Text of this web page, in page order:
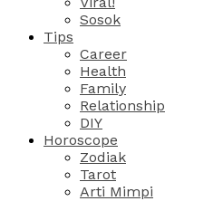
Sosok
Tips
Career
Health
Family
Relationship
DIY
Horoscope
Zodiak
Tarot
Arti Mimpi